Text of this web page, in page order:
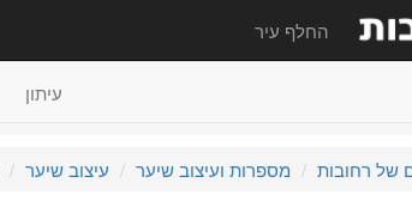
החלף עיר
עיתון
של רחובות מספרות ועיצוב שיער עיצוב שיער